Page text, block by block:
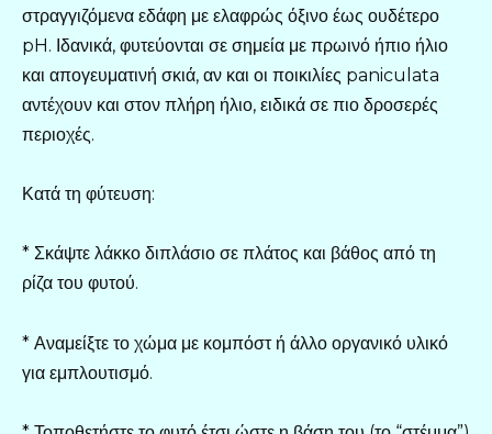
στραγγιζόμενα εδάφη με ελαφρώς όξινο έως ουδέτερο
pH. Ιδανικά, φυτεύονται σε σημεία με πρωινό ήπιο ήλιο
και απογευματινή σκιά, αν και οι ποικιλίες paniculata
αντέχουν και στον πλήρη ήλιο, ειδικά σε πιο δροσερές
περιοχές.
Κατά τη φύτευση:
* Σκάψτε λάκκο διπλάσιο σε πλάτος και βάθος από τη
ρίζα του φυτού.
* Αναμείξτε το χώμα με κομπόστ ή άλλο οργανικό υλικό
για εμπλουτισμό.